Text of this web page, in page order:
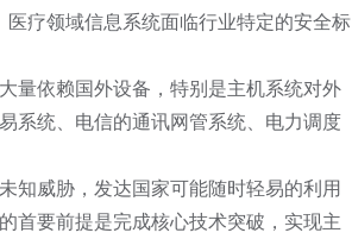
疗领域信息系统面临行业特定的安全标
量依赖国外设备，特别是主机系统对外
系统、电信的通讯网管系统、电力调度
知威胁，发达国家可能随时轻易的利用
首要前提是完成核心技术突破，实现主